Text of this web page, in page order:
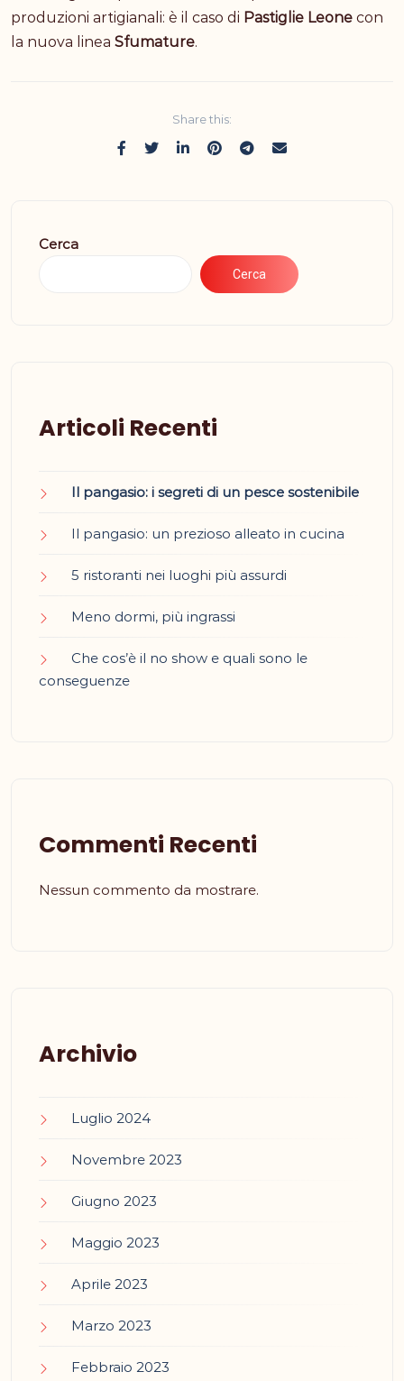
produzioni artigianali: è il caso di Pastiglie Leone con
la nuova linea Sfumature.
Share this:
Cerca
Cerca
Articoli Recenti
Il pangasio: i segreti di un pesce sostenibile
Il pangasio: un prezioso alleato in cucina
5 ristoranti nei luoghi più assurdi
Meno dormi, più ingrassi
Che cos’è il no show e quali sono le
conseguenze
Commenti Recenti
Nessun commento da mostrare.
Archivio
Luglio 2024
Novembre 2023
Giugno 2023
Maggio 2023
Aprile 2023
Marzo 2023
Febbraio 2023